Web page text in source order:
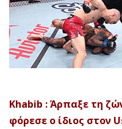
Khabib : Άρπαξε τη
φόρεσε ο ίδιος στον